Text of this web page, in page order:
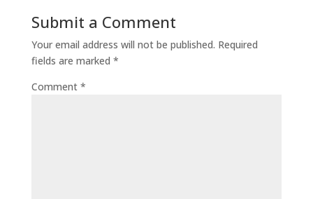
Submit a Comment
Your email address will not be published. Required
fields are marked *
Comment *